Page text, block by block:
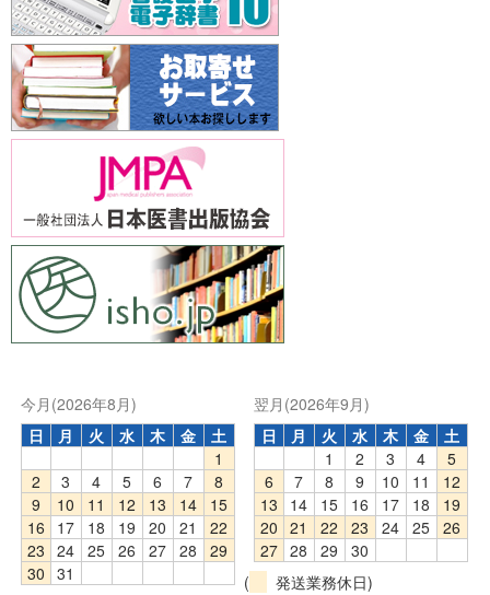
今月(2026年8月)
日
月 火 水 木 金
土
1
2
3 4 5 6 7
8
9
10 11 12 13 14
15
16
17 18 19 20 21
22
23
24 25 26 27 28
29
30
31
翌月(2026年9月)
日
月 火 水 木 金
土
1
2 3 4
5
6
7 8 9 10 11
12
13
14 15 16 17 18
19
20
21 22 23 24 25
26
27 28 29
30
(
発送業務休日)